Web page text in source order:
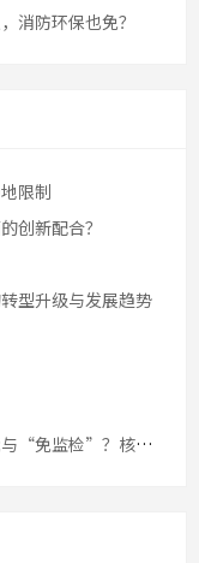
消防环保也免？
限制
创新配合？
型升级与发展趋势
定制高温高压蒸汽发生器，如何兼顾性能与“免监检”？核心技术揭秘